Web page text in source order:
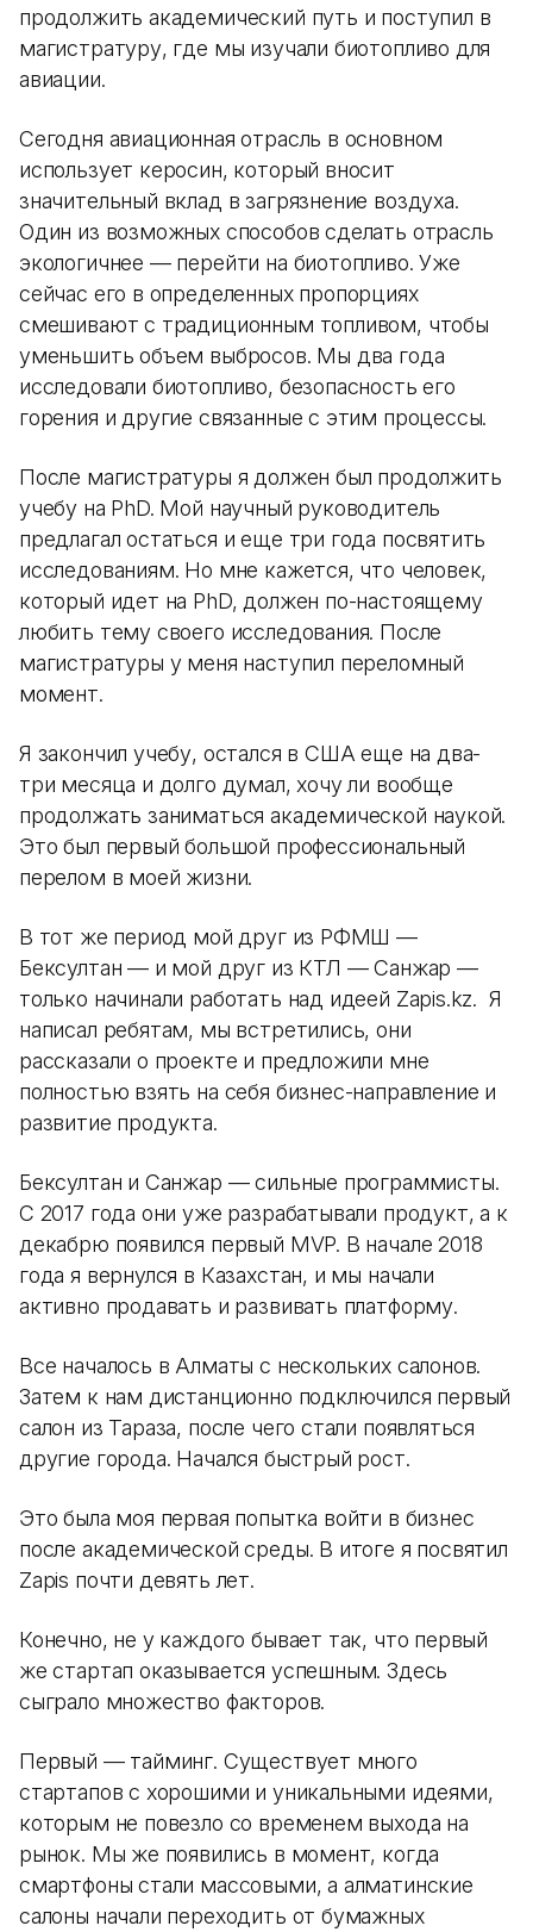
продолжить академический путь и поступил в
магистратуру, где мы изучали биотопливо для
авиации.
Сегодня авиационная отрасль в основном
использует керосин, который вносит
значительный вклад в загрязнение воздуха.
Один из возможных способов сделать отрасль
экологичнее — перейти на биотопливо. Уже
сейчас его в определенных пропорциях
смешивают с традиционным топливом, чтобы
уменьшить объем выбросов. Мы два года
исследовали биотопливо, безопасность его
горения и другие связанные с этим процессы.
После магистратуры я должен был продолжить
учебу на PhD. Мой научный руководитель
предлагал остаться и еще три года посвятить
исследованиям. Но мне кажется, что человек,
который идет на PhD, должен по-настоящему
любить тему своего исследования. После
магистратуры у меня наступил переломный
момент.
Я закончил учебу, остался в США еще на два-
три месяца и долго думал, хочу ли вообще
продолжать заниматься академической наукой.
Это был первый большой профессиональный
перелом в моей жизни.
В тот же период мой друг из РФМШ —
Бексултан — и мой друг из КТЛ — Санжар —
только начинали работать над идеей Zapis.kz. Я
написал ребятам, мы встретились, они
рассказали о проекте и предложили мне
полностью взять на себя бизнес-направление и
развитие продукта.
Бексултан и Санжар — сильные программисты.
С 2017 года они уже разрабатывали продукт, а к
декабрю появился первый MVP. В начале 2018
года я вернулся в Казахстан, и мы начали
активно продавать и развивать платформу.
Все началось в Алматы с нескольких салонов.
Затем к нам дистанционно подключился первый
салон из Тараза, после чего стали появляться
другие города. Начался быстрый рост.
Это была моя первая попытка войти в бизнес
после академической среды. В итоге я посвятил
Zapis почти девять лет.
Конечно, не у каждого бывает так, что первый
же стартап оказывается успешным. Здесь
сыграло множество факторов.
Первый — тайминг. Существует много
стартапов с хорошими и уникальными идеями,
которым не повезло со временем выхода на
рынок. Мы же появились в момент, когда
смартфоны стали массовыми, а алматинские
салоны начали переходить от бумажных